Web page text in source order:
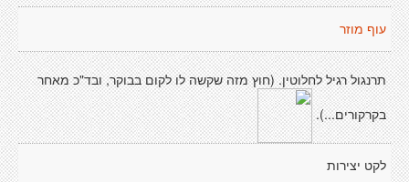
עוף מוזר
תרנגול רגיל לחלוטין. (חוץ מזה שקשה לו לקום בבוקר, ובד"כ מאחר
בקרקורים...).
לקט יצירות